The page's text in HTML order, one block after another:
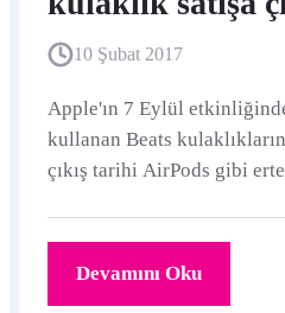
10 Şubat 2017
Apple'ın 7 Eylül
kullanan Beats
çıkış tarihi AirPods gibi
Devamını Oku